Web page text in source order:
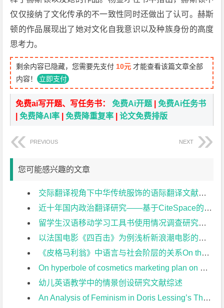
仅仅接纳了文化传承的不一致性同时还做出了认可。赫斯
顿的作品展现出了她对文化自我意识以及种族身份的高度
思考力。
剩余内容已隐藏，您需要先支付 10元 才能查看该篇文章全部
内容！ 立即支付
免费ai写开题、写任务书：免费Ai开题 |免费Ai任务书
|免费降AI率 |免费降重复率 |论文免费排版
PREVIOUS NEXT
您可能感兴趣的文章
交际翻译视角下中华传统服饰的语际翻译文献综述
近十年国内政治翻译研究——基于CiteSpace的可视化分析文献综述
留学生汉语移动学习工具书使用情况调查研究文献综述
以法国电影《四百击》为例浅析新浪潮电影的艺术表现特点文献综述
《皮格马利翁》中语言与社会阶层的关系On the Relationship between Language and Social class in Pygmalion文献综述
On hyperbole of cosmetics marketing plan on Chinese social media 从夸张修辞看社交平台上的化妆品营销文案文献综述
幼儿英语教学中的情景创设研究文献综述
An Analysis of Feminism in Doris Lessing’s The Fifth Child 浅析多丽丝•莱辛《第五个孩子》中的女性主义文献综述